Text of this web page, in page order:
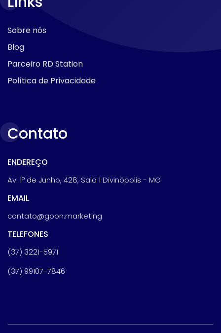
Sobre nós
Blog
Parceiro RD Station
Política de Privacidade
Contato
ENDEREÇO
Av. 1º de Junho, 428, Sala 1 Divinópolis - MG
EMAIL
contato@goon.marketing
TELEFONES
(37) 3221-5971
(37) 99107-7846